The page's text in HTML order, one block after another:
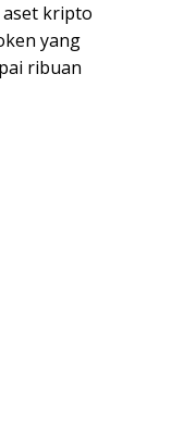
aset kripto
yang
ribuan